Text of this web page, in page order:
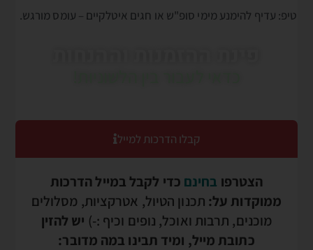
טיפ: עדיף להימנע מימי סופ"ש או חגים איטלקיים – עומס מורגש.
קבלו הדרכות למייל
הצטרפו בחינם כדי לקבל במייל הדרכות
ממוקדות על: תכנון הטיול, אטרקציות, מסלולים
מוכנים, תרבות ואוכל, נופים וכיף :-) יש להזין
כתובת מייל, ומיד תבינו במה מדובר: